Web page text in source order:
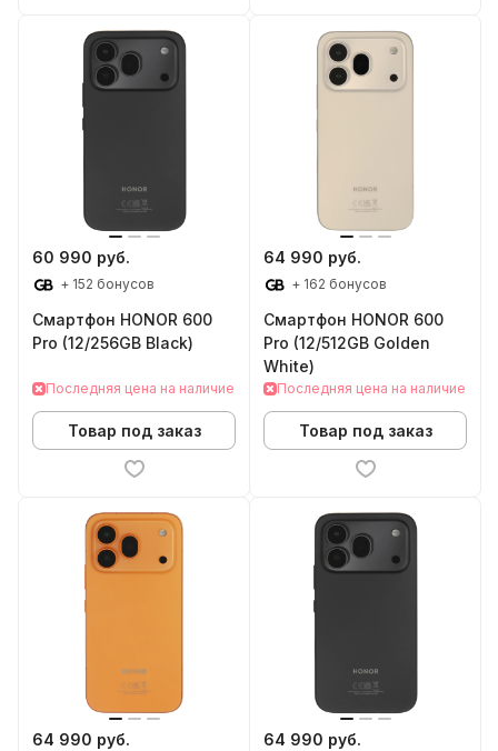
60 990 руб.
+ 152 бонусов
Смартфон HONOR 600
Pro (12/256GB Black)
Последняя цена на наличие
Товар под заказ
64 990 руб.
+ 162 бонусов
Смартфон HONOR 600
Pro (12/512GB Golden
White)
Последняя цена на наличие
Товар под заказ
64 990 руб. 64 990 руб.